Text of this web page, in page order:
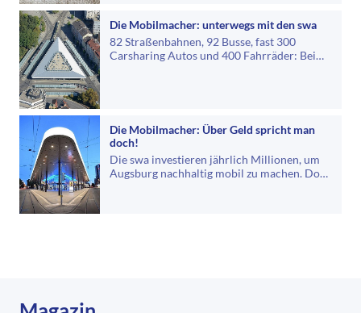
Die Mobilmacher: unterwegs mit den swa
82 Straßenbahnen, 92 Busse, fast 300
Carsharing Autos und 400 Fahrräder: Bei
Die Mobilmacher: Über Geld spricht man
doch!
Die swa investieren jährlich Millionen, um
Augsburg nachhaltig mobil zu machen. Doch